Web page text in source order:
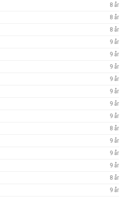
8 år
8 år
8 år
9 år
9 år
9 år
9 år
9 år
9 år
9 år
8 år
9 år
9 år
9 år
8 år
9 år